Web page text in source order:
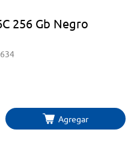
256 Gb Negro
Agregar